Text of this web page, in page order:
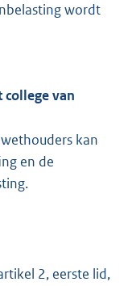
wordt
college van
kan
en de
2, eerste lid,